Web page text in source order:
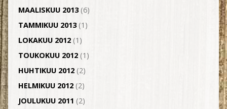
MAALISKUU 2013(6)
TAMMIKUU 2013(1)
LOKAKUU 2012(1)
TOUKOKUU 2012(1)
HUHTIKUU 2012(2)
HELMIKUU 2012(2)
JOULUKUU 2011 (2)